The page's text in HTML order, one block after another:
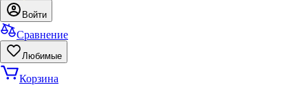
Войти
Сравнение
Любимые
Корзина